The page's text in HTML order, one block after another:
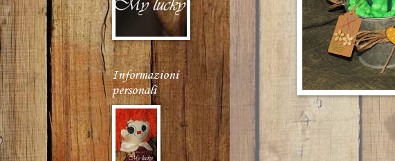
Informazioni
personali